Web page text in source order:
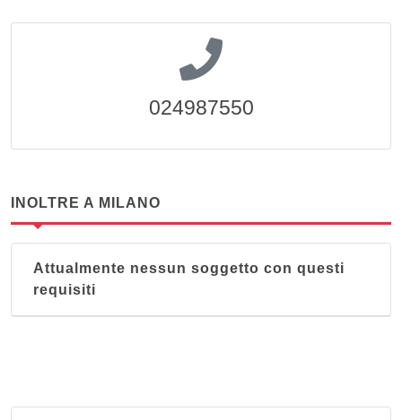
024987550
INOLTRE A MILANO
Attualmente nessun soggetto con questi
requisiti